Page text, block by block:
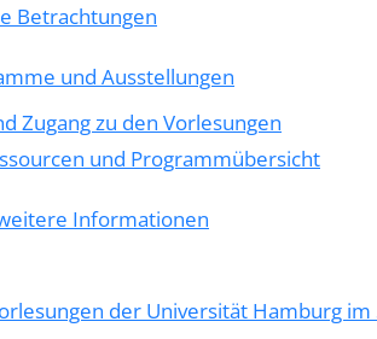
Betrachtungen
und Ausstellungen
Zugang zu den Vorlesungen
und Programmübersicht
Informationen
der Universität Hamburg